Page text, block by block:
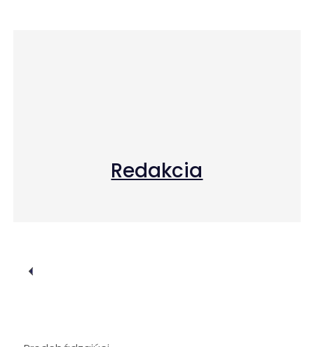
Redakcia